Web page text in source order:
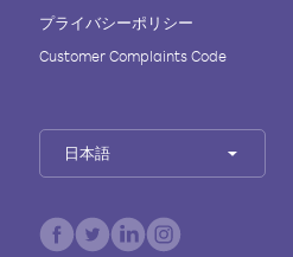
プライバシーポリシー
Customer Complaints Code
日本語